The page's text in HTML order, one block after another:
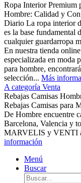
Ropa Interior Premium
Hombre: Calidad y
Diario La ropa interior
es la base fundamental
cualquier guardarropa
En nuestra tienda online
especializada en moda
para hombre,
selección... Más
A categoría Venta
Rebajas Camisas
Rebajas Camisas para
De Hombre encuentre
Barcelona, Valencia y
MARVELIS y VENTI a
información
Menú
Buscar